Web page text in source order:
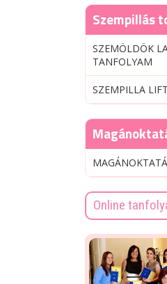
Szempillás
SZEMÖLDÖK
TANFOLYAM
SZEMPILLA
Online